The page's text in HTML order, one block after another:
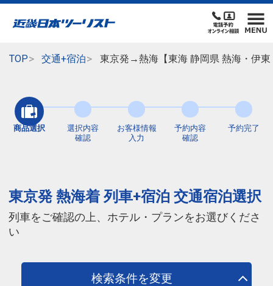
TOP 交通+宿泊 東京発→熱海【東海 静岡県 熱海・伊
商品選択
選択内容
確認
お客様情報
入力
予約内容
確認
予約完了
東京発 熱海着 列車+宿泊 交通宿泊選択
列車をご確認の上、ホテル・プランをお選びくださ
い
検索条件を変更